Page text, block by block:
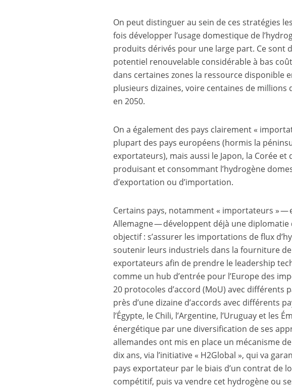
On peut distinguer au sein de ces stratégies
fois développer l’usage domestique de
produits dérivés pour une large part. Ce sont
potentiel renouvelable considérable à bas
dans certaines zones la ressource disponible
plusieurs dizaines, voire centaines de millions
en 2050.
On a également des pays clairement «
plupart des pays européens (hormis la
exportateurs), mais aussi le Japon, la Corée
produisant et consommant l’hydrogène
d’exportation ou d’importation.
Certains pays, notamment « importateurs » —
Allemagne — développent déjà une diplomatie
objectif : s’assurer les importations de flux
soutenir leurs industriels dans la fourniture
exportateurs afin de prendre le leadership
comme un hub d’entrée pour l’Europe des
20 protocoles d’accord (MoU) avec différents
près d’une dizaine d’accords avec différents
l’Égypte, le Chili, l’Argentine, l’Uruguay et
énergétique par une diversification de ses
allemandes ont mis en place un mécanisme
dix ans, via l’initiative « H2Global », qui va
pays exportateur par le biais d’un contrat de
compétitif, puis va vendre cet hydrogène ou